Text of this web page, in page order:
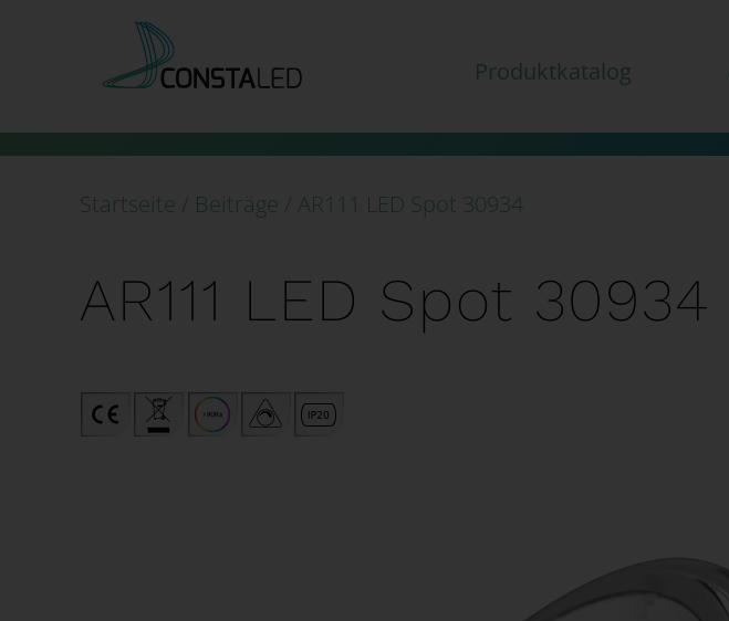
Produktkatalog
Startseite / Beiträge / AR111 LED Spot 30934
AR111 LED Spot 30934